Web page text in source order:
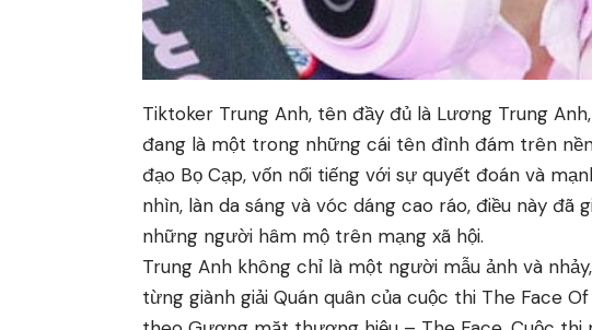
Tiktoker Trung Anh, tên đầy đủ là Lương Trung Anh,
đang là một trong những cái tên đình đám trên
đạo Bọ Cạp, vốn nổi tiếng với sự quyết đoán và
nhìn, làn da sáng và vóc dáng cao ráo, điều này
những người hâm mộ trên mạng xã hội.
Trung Anh không chỉ là một người mẫu ảnh và
từng giành giải Quán quân của cuộc thi The Face